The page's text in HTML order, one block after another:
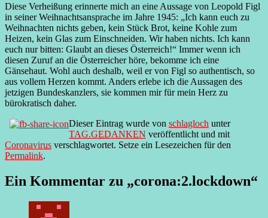
Diese Verheißung erinnerte mich an eine Aussage von Leopold Figl
in seiner Weihnachtsansprache im Jahre 1945: „Ich kann euch zu
Weihnachten nichts geben, kein Stück Brot, keine Kohle zum
Heizen, kein Glas zum Einschneiden. Wir haben nichts. Ich kann
euch nur bitten: Glaubt an dieses Österreich!“ Immer wenn ich
diesen Zuruf an die Österreicher höre, bekomme ich eine
Gänsehaut. Wohl auch deshalb, weil er von Figl so authentisch, so
aus vollem Herzen kommt. Anders erlebe ich die Aussagen des
jetzigen Bundeskanzlers, sie kommen mir für mein Herz zu
bürokratisch daher.
Dieser Eintrag wurde von schlagloch unter
TAG.GEDANKEN veröffentlicht und mit
Coronavirus verschlagwortet. Setze ein Lesezeichen für den
Permalink.
Ein Kommentar zu „corona:2.lockdown“